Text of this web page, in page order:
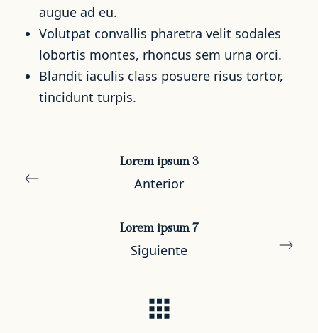
augue ad eu.
Volutpat convallis pharetra velit sodales
lobortis montes, rhoncus sem urna orci.
Blandit iaculis class posuere risus tortor,
tincidunt turpis.
Lorem ipsum 3
Anterior
Lorem ipsum 7
Siguiente